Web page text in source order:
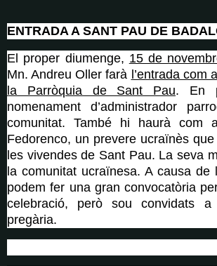
ENTRADA A SANT PAU DE
El proper diumenge, 15 de
Mn. Andreu Oller farà l’entrada com
la Parròquia de Sant Pau. En
nomenament d’administrador
comunitat. També hi haurà com
Fedorenco, un prevere ucraïnès
les vivendes de Sant Pau. La seva
la comunitat ucraïnesa. A causa de
podem fer una gran convocatòria
celebració, però sou convidats
pregària.